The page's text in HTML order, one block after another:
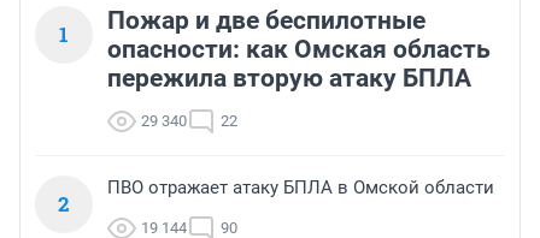
1
Пожар и две беспилотные
опасности: как Омская область
пережила вторую атаку БПЛА
29 340 22
2
ПВО отражает атаку БПЛА в Омской области
19 144 90